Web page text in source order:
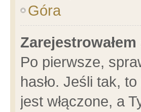
Góra
Po pierwsze,
hasło. Jeśli tak,
jest włączone, a